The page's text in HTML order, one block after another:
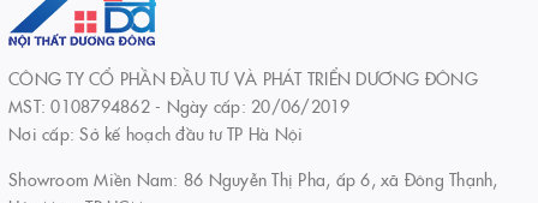
CÔNG TY CỔ PHẦN ĐẦU TƯ VÀ PHÁT TRIỂN DƯƠNG ĐÔNG
MST: 0108794862 - Ngày cấp: 20/06/2019
Nơi cấp: Sở kế hoạch đầu tư TP Hà Nội
Showroom Miền Nam: 86 Nguyễn Thị Pha, ấp 6, xã Đông Thạnh,